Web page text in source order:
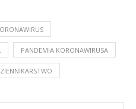
PANDEMIA KORONAWIRUSA